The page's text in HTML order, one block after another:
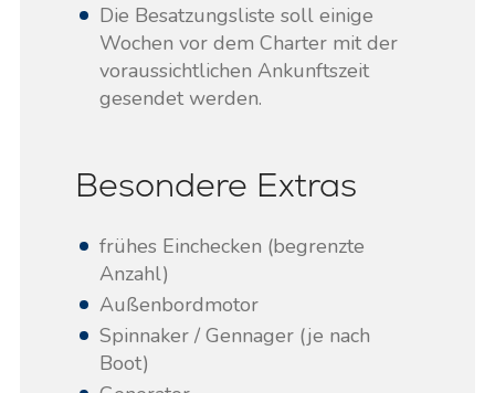
Die Besatzungsliste soll einige
Wochen vor dem Charter mit der
voraussichtlichen Ankunftszeit
gesendet werden.
Besondere Extras
frühes Einchecken (begrenzte
Anzahl)
Außenbordmotor
Spinnaker / Gennager (je nach
Boot)